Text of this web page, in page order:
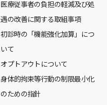
医療従事者の負担の軽減及び処
遇の改善に関する取組事項
初診時の「機能強化加算」につ
いて
オプトアウトについて
身体的拘束等行動の制限最小化
のための指針